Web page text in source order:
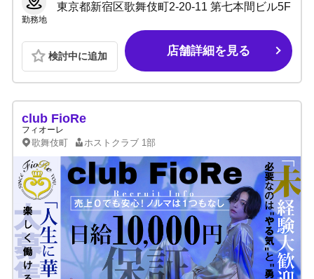
勤務地
東京都新宿区歌舞伎町2-20-11 第七本間ビル5F
検討中に追加 店舗詳細を見る
club FioRe
フィオーレ
歌舞伎町 ホストクラブ 1部